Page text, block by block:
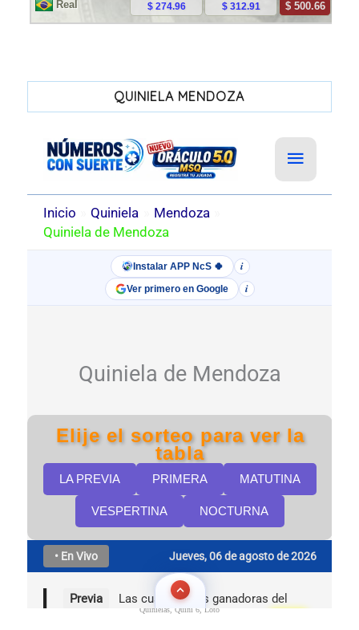
QUINIELA MENDOZA
Quinielas, Quini 6, Loto